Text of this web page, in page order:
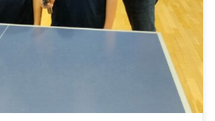
du tableau Féminin et Maël 18ème du
à tous les 2 et merci à Hugo et Bruno